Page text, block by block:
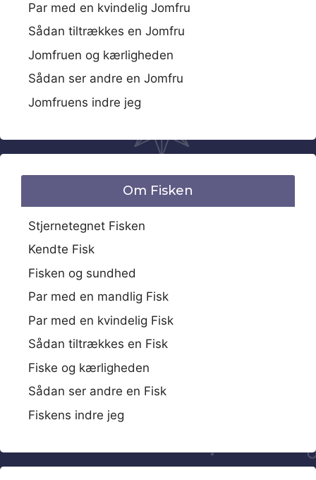
Par med en kvindelig Jomfru
Sådan tiltrækkes en Jomfru
Jomfruen og kærligheden
Sådan ser andre en Jomfru
Jomfruens indre jeg
Om Fisken
Stjernetegnet Fisken
Kendte Fisk
Fisken og sundhed
Par med en mandlig Fisk
Par med en kvindelig Fisk
Sådan tiltrækkes en Fisk
Fiske og kærligheden
Sådan ser andre en Fisk
Fiskens indre jeg